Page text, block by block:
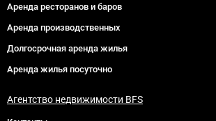
Аренда ресторанов и баров
Аренда производственных
Долгосрочная аренда жилья
Аренда жилья посуточно
Агентство недвижимости BFS